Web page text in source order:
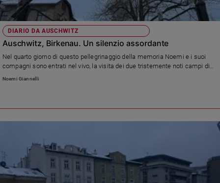
Tv
e
streaming
Musica
Arte
Genitori
Coppia
Scuola
DIARIO DA AUSCHWITZ
Auschwitz, Birkenau. Un silenzio assordante
Nel quarto giorno di questo pellegrinaggio della memoria Noemi e i suoi
compagni sono entrati nel vivo, la visita dei due tristemente noti campi di
concentramento. Un'esperienza forte di morte, disumanità, ingiustizia. Da
Noemi Giannelli